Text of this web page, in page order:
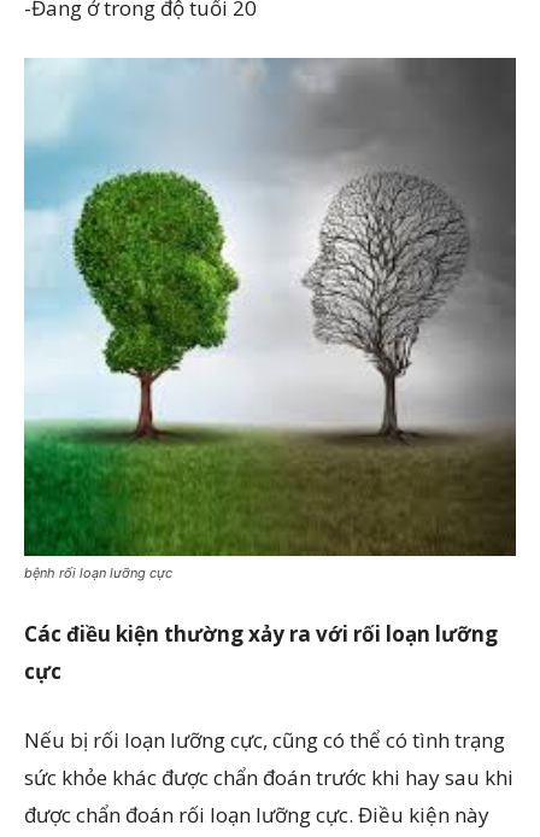
-Đang ở trong độ tuổi 20
bệnh rối loạn lưỡng cực
Các điều kiện thường xảy ra với rối loạn lưỡng
cực
Nếu bị rối loạn lưỡng cực, cũng có thể có tình trạng
sức khỏe khác được chẩn đoán trước khi hay sau khi
được chẩn đoán rối loạn lưỡng cực. Điều kiện này